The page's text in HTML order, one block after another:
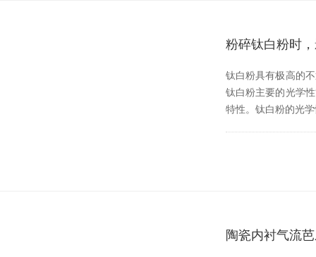
粉碎钛白粉时
钛白粉具有极高的不透
钛白粉主要的光学
特性。钛白粉的光
陶瓷内衬气流